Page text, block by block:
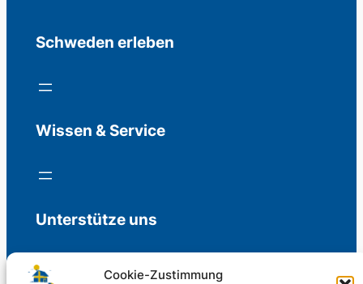
Cookie-Zustimmung
Schweden erleben
Wissen & Service
Unterstütze uns